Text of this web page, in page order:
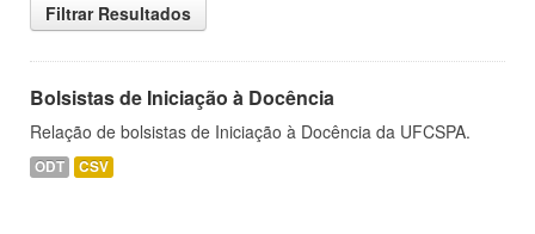
Filtrar Resultados
Bolsistas de Iniciação à Docência
Relação de bolsistas de Iniciação à Docência da UFCSPA.
ODT CSV